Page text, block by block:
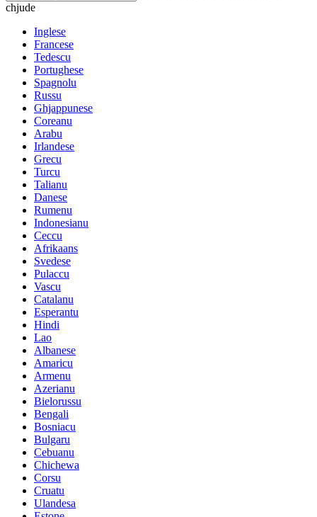
chjude
Inglese
Francese
Tedescu
Portughese
Spagnolu
Russu
Ghjappunese
Coreanu
Arabu
Irlandese
Grecu
Turcu
Talianu
Danese
Rumenu
Indonesianu
Ceccu
Afrikaans
Svedese
Pulaccu
Vascu
Catalanu
Esperantu
Hindi
Lao
Albanese
Amaricu
Armenu
Azerianu
Bielorussu
Bengali
Bosniacu
Bulgaru
Cebuanu
Chichewa
Corsu
Cruatu
Ulandesa